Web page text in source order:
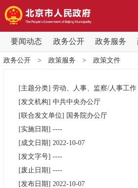
要闻动态 政务公开 政务服务
要闻动态
党中央精神 国务院信息
北京要闻 会议信息
政务公开
市领导
政务公开> 政策服务 > 政策文件
[主题分类] 劳动、人事、监察/人事工作
[发文机构] 中共中央办公厅
[联合发文单位] 国务院办公厅
[实施日期] ----
[成文日期] 2022-10-07
[发文字号] ----
[废止日期] ----
[发布日期] 2022-10-07